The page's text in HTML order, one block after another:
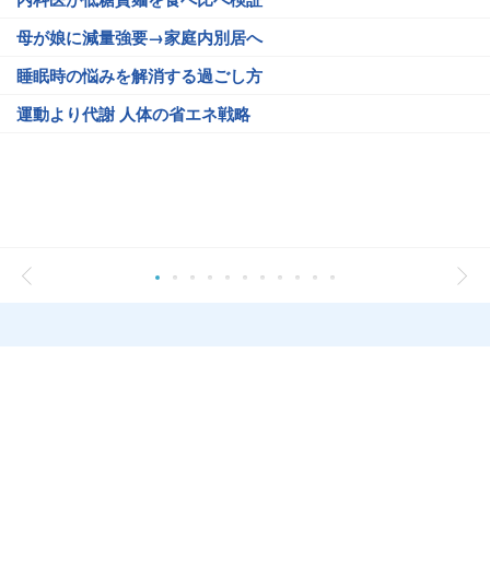
母が娘に減量強要→家庭内別居へ
睡眠時の悩みを解消する過ごし方
運動より代謝 人体の省エネ戦略